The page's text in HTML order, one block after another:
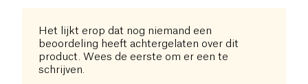
Het lijkt erop dat nog niemand een
beoordeling heeft achtergelaten over dit
product. Wees de eerste om er een te
schrijven.